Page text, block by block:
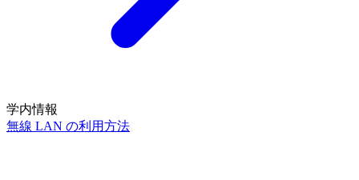
学内情報
無線 LAN の利用方法